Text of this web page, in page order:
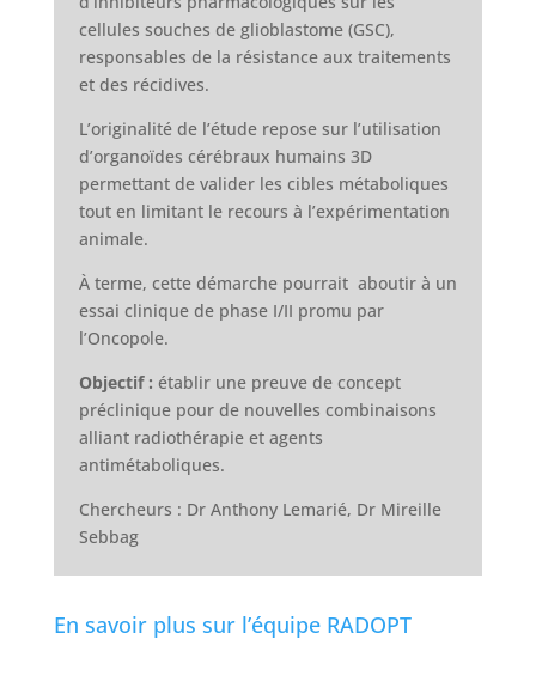
cellules souches de glioblastome (GSC),
responsables de la résistance aux traitements
et des récidives.
L’originalité de l’étude repose sur l’utilisation
d’organoïdes cérébraux humains 3D
permettant de valider les cibles métaboliques
tout en limitant le recours à l’expérimentation
animale.
À terme, cette démarche pourrait aboutir à un
essai clinique de phase I/II promu par
l’Oncopole.
Objectif : établir une preuve de concept
préclinique pour de nouvelles combinaisons
alliant radiothérapie et agents
antimétaboliques.
Chercheurs : Dr Anthony Lemarié, Dr Mireille
Sebbag
En savoir plus sur l’équipe RADOPT